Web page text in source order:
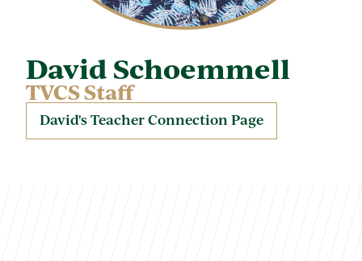
David Schoemmell
TVCS Staff
David's Teacher Connection Page